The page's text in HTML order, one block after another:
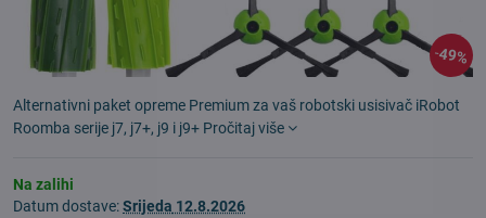
49%
Alternativni paket opreme Premium za vaš robotski usisivač iRobot
Roomba serije j7, j7+, j9 i j9+ Pročitaj više
Na zalihi
Datum dostave:Srijeda 12.8.2026